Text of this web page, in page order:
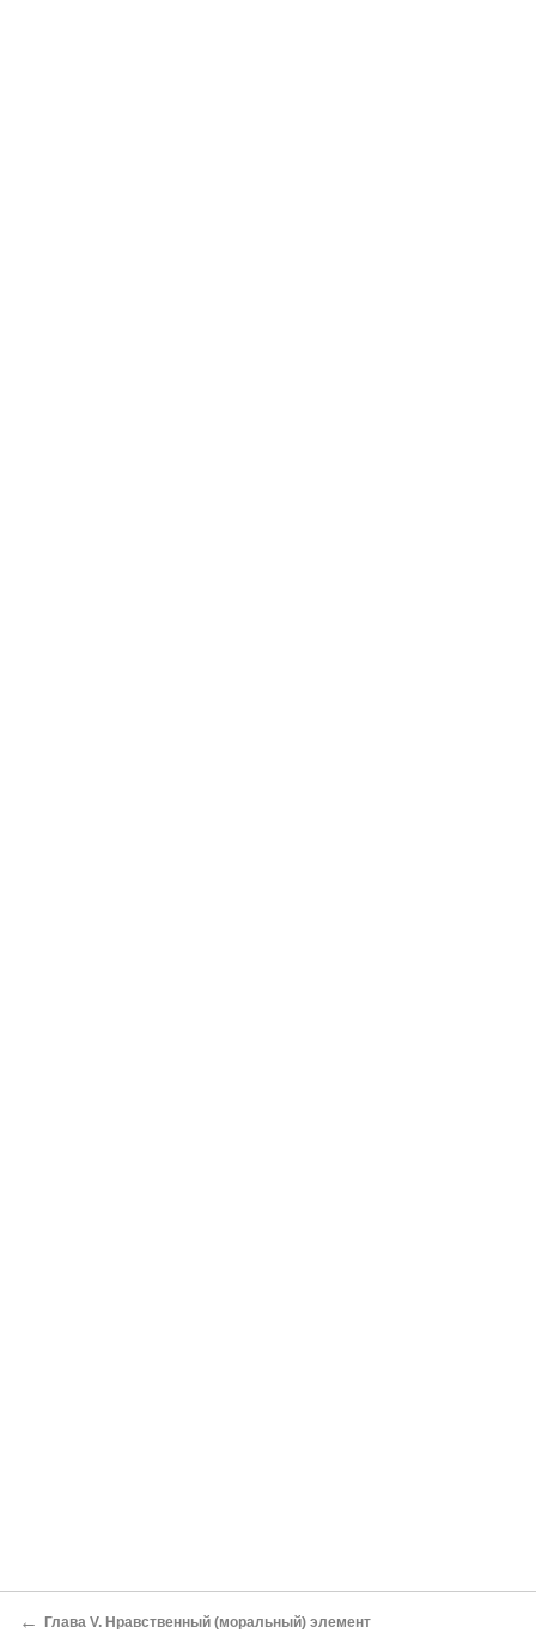
← Глава V. Нравственный (моральный) элемент